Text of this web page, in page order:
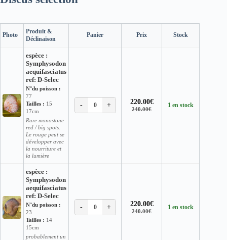
Photo
Produit &
Déclinaison
Panier Prix Stock
espèce :
Symphysodon
aequifasciatus
ref: D-Selec
N°du poisson :
77
Tailles : 15
17cm
Rare monostone
red / big spots.
Le rouge peut se
développer avec
la nourriture et
la lumière
- 0 +
240.00€
Le
220.00€
Le
1 en stock
espèce :
Symphysodon
aequifasciatus
ref: D-Selec
N°du poisson :
23
Tailles : 14
15cm
probablement un
- 0 +
240.00€
Le
220.00€
Le
1 en stock